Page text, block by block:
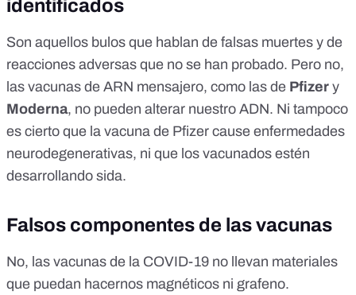
identificados
Son aquellos bulos que hablan de falsas muertes y de
reacciones adversas que no se han probado. Pero no,
las vacunas de ARN mensajero, como las de Pfizer y
Moderna, no pueden alterar nuestro ADN. Ni tampoco
es cierto que la vacuna de Pfizer cause enfermedades
neurodegenerativas, ni que los vacunados estén
desarrollando sida.
Falsos componentes de las vacunas
No, las vacunas de la COVID-19 no llevan materiales
que puedan hacernos magnéticos ni grafeno.